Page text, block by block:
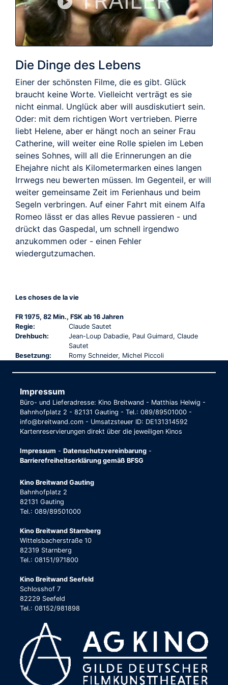
Die Dinge des Lebens
Einer der schönsten Filme, die es gibt. Glück
braucht keine Worte. Vielleicht verträgt es sie
nicht einmal. Unglück aber will ausdiskutiert sein.
Oder: mit dem richtigen Wort vertrieben. Pierre
liebt Helene, aber er hängt noch an seiner Frau
Catherine, will weiter eine Rolle spielen im Leben
seines Sohnes, will all die Erinnerungen an die
Ehejahre nicht als Kilometermarken eines langen
Irrwegs neu bewerten müssen. Im Gegenteil, er will
weiter gemeinsame Zeit im Ferienhaus und beim
Segeln verbringen. Auf einer Fahrt mit einem Alfa
Romeo lässt er das alles Revue passieren - und
drückt das Gaspedal, um schnell irgendwo
anzukommen oder - einen Fehler
wiedergutzumachen.
Les choses de la vie
FR 1975, 82 Min., FSK ab 16 Jahren
Regie:
Claude Sautet
Drehbuch:
Jean-Loup Dabadie, Paul Guimard, Claude
Sautet
Besetzung:
Romy Schneider, Michel Piccoli
Impressum
Büro- und Lieferadresse: Kino Breitwand - Matthias Helwig -
Bahnhofplatz 2 - 82131 Gauting - Tel.: 089/89501000 -
info@breitwand.com - Umsatzsteuer ID: DE131314592
Kartenreservierungen direkt über die jeweiligen Kinos
Impressum - Datenschutzvereinbarung -
Barrierefreiheitserklärung gemäß BFSG
Kino Breitwand Gauting
Bahnhofplatz 2
82131 Gauting
Tel.: 089/89501000
Kino Breitwand Starnberg
Wittelsbacherstraße 10
82319 Starnberg
Tel.: 08151/971800
Kino Breitwand Seefeld
Schlosshof 7
82229 Seefeld
Tel.: 08152/981898